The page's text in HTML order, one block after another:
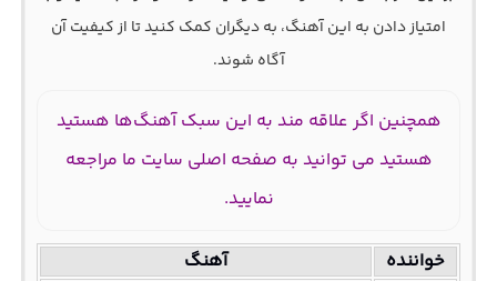
امتیاز دادن به این آهنگ، به دیگران کمک کنید تا از کیفیت آن
آگاه شوند.
همچنین اگر علاقه مند به این سبک آهنگ‌ها هستید
هستید می توانید به صفحه اصلی سایت ما مراجعه
نمایید.
خواننده
آهنگ